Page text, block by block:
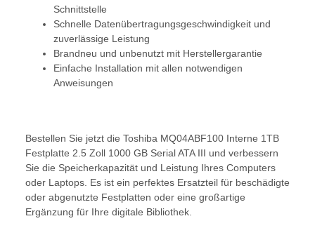
Schnittstelle
Schnelle Datenübertragungsgeschwindigkeit und
zuverlässige Leistung
Brandneu und unbenutzt mit Herstellergarantie
Einfache Installation mit allen notwendigen
Anweisungen
Bestellen Sie jetzt die Toshiba MQ04ABF100 Interne 1TB
Festplatte 2.5 Zoll 1000 GB Serial ATA III und verbessern
Sie die Speicherkapazität und Leistung Ihres Computers
oder Laptops. Es ist ein perfektes Ersatzteil für beschädigte
oder abgenutzte Festplatten oder eine großartige
Ergänzung für Ihre digitale Bibliothek.